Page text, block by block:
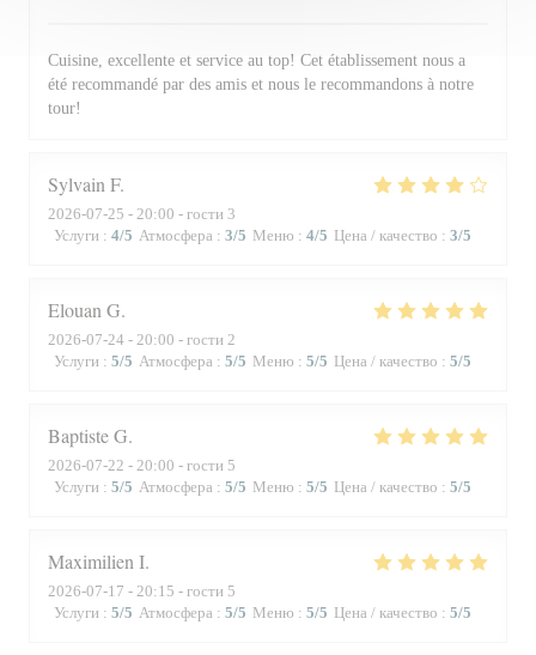
Cuisine, excellente et service au top! Cet établissement nous a
été recommandé par des amis et nous le recommandons à notre
tour!
Sylvain F
2026-07-25 - 20:00 - гости 3
Услуги : 4/5 Атмосфера : 3/5 Меню : 4/5 Цена / качество : 3/5
Elouan G
2026-07-24 - 20:00 - гости 2
Услуги : 5/5 Атмосфера : 5/5 Меню : 5/5 Цена / качество : 5/5
BaptisteG
2026-07-22 - 20:00 - гости 5
Услуги : 5/5 Атмосфера : 5/5 Меню : 5/5 Цена / качество : 5/5
Maximilien I
2026-07-17 - 20:15 - гости 5
Услуги : 5/5 Атмосфера : 5/5 Меню : 5/5 Цена / качество : 5/5